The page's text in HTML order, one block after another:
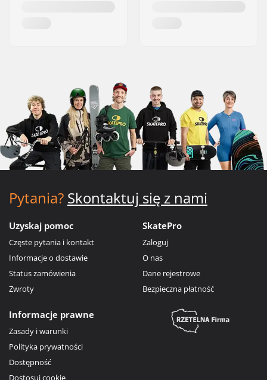
Pytania? Skontaktuj się z nami
Uzyskaj pomoc
Częste pytania i kontakt
Informacje o dostawie
Status zamówienia
Zwroty
SkatePro
Zaloguj
O nas
Dane rejestrowe
Bezpieczna płatność
Informacje prawne
Zasady i warunki
Polityka prywatności
Dostępność
Dostosuj cookie